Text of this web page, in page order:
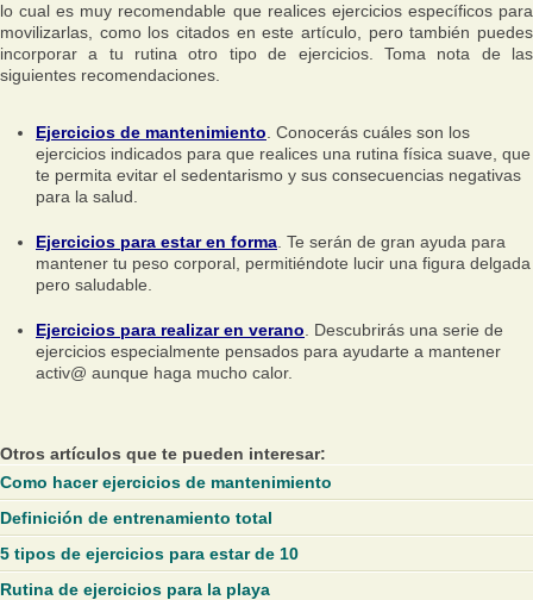
lo cual es muy recomendable que realices ejercicios específicos para
movilizarlas, como los citados en este artículo, pero también puedes
incorporar a tu rutina otro tipo de ejercicios. Toma nota de las
siguientes recomendaciones.
Ejercicios de mantenimiento . Conocerás cuáles son los
ejercicios indicados para que realices una rutina física suave, que
te permita evitar el sedentarismo y sus consecuencias negativas
para la salud.
Ejercicios para estar en forma . Te serán de gran ayuda para
mantener tu peso corporal, permitiéndote lucir una figura delgada
pero saludable.
Ejercicios para realizar en verano . Descubrirás una serie de
ejercicios especialmente pensados para ayudarte a mantener
activ@ aunque haga mucho calor.
Otros artículos que te pueden interesar:
Como hacer ejercicios de mantenimiento
Definición de entrenamiento total
5 tipos de ejercicios para estar de 10
Rutina de ejercicios para la playa